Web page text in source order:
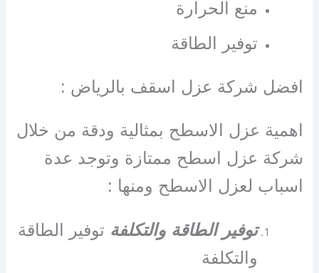
منع الحرارة
توفير الطاقة
افضل شركة عزل اسقف بالرياض :
اهمية عزل الاسطح بمثالية ودقة من خلال
شركة عزل اسطح ممتازة وتوجد عدة
اسباب لعزل الاسطح ومنها :
توفير الطاقة والتكلفة توفير الطاقة
والتكلفة